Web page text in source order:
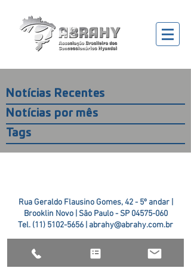
Notícias Recentes
Notícias por mês
Tags
Rua Geraldo Flausino Gomes, 42 - 5º andar |
Brooklin Novo | São Paulo - SP 04575-060
Tel. (11) 5102-5656 abrahy@abrahy.com.br
©2018 ABRAHY. criado pela TR2 Art + Design